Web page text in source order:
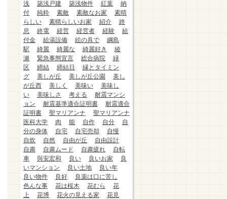
浅
築浅戸建 築浅物件 紅葉
納
付
純粋 素敵 素敵なお家
素晴
らしい
素晴らしいお家 紹介
終
息
終電 経営 経営者 経験
給
付金
給湯設備 絵の具で
綱島
駅
綺麗 綺麗な 綺麗好き
綾
瀬
緊急事態宣言 総合病院
緑
区
締結 締結日
縁とタイミン
グ
美しが丘 美しが丘公園
美し
が丘西
美しく 美味い
美味し
い
美味しさ 考える
耐震マンシ
ョン
耐震基準適合証明書
耐震適合
証明書
聖マリアンナ
聖マリアンナ
医科大学
肉 能 自作 自分
自
分の身体
自宅 自宅売却
自慢
自炊
自然 自由が丘
自由設計
自粛
自粛ムード 自粛疲れ
自転
車
與安宏和 良い 良いお家
良
いマンション
良い土地
良い年
良い物件
良好
良薬は口に苦し
色んな事
花は桜木 花むら
花
上
花博 花火の見える家
花見